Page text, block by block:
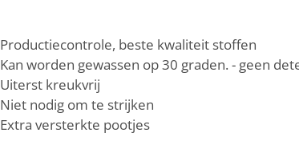
Productiecontrole, beste kwaliteit stoffen
Kan worden gewassen op 30 graden. - geen
Uiterst kreukvrij
Niet nodig om te strijken
Extra versterkte pootjes